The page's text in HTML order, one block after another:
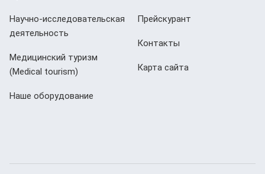
Научно-исследовательская
деятельность
Медицинский туризм
(Мedical tourism)
Наше оборудование
Прейскурант
Контакты
Карта сайта